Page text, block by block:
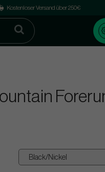
Kostenloser Versand über 250€